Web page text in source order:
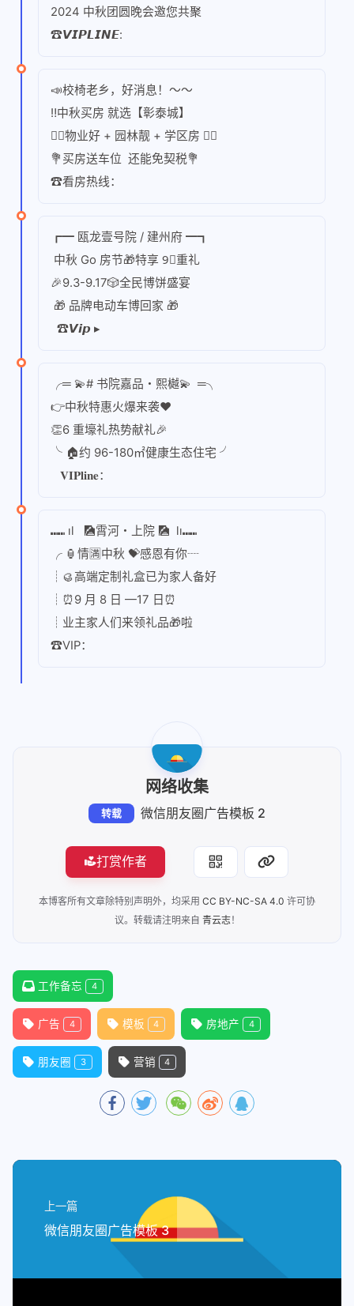
2024 中秋团圆晚会邀您共聚
☎𝙑𝙄𝙋𝙇𝙄𝙉𝙀:
📣校椅老乡，好消息！～～
‼中秋买房 就选【彰泰城】
👍🏻物业好 + 园林靓 + 学区房 👍🏻
💐买房送车位 还能免契税💐
☎看房热线：
┏━ 瓯龙壹号院 / 建州府 ━┓
中秋 Go 房节🎁特享 9⃣重礼
🎉9.3-9.17🎲全民博饼盛宴
🎁 品牌电动车博回家 🎁
☎𝙑𝙞𝙥 ▸
╭═ 💫# 书院嘉品・熙樾💫 ═╮
👉中秋特惠火爆来袭❤
👏6 重壕礼热势献礼🎉
╰ 🏠约 96-180㎡健康生态住宅 ╯
𝐕𝐈𝐏𝐥𝐢𝐧𝐞：
⑉⑉ ıl 🎑霄河・上院 🎑 lı⑉⑉
╭ 🏮情🈵中秋 💝感恩有你┈
┊🥮高端定制礼盒已为家人备好
┊⏰9 月 8 日 —17 日⏰
┊业主家人们来领礼品🎁啦
☎VIP：
网络收集
转载 微信朋友圈广告模板 2
打赏作者
本博客所有文章除特别声明外，均采用 CC BY-NC-SA 4.0 许可协
议。转载请注明来自 青云志！
工作备忘 4
广告 4 模板 4 房地产 4
朋友圈 3 营销 4
上一篇
微信朋友圈广告模板 3